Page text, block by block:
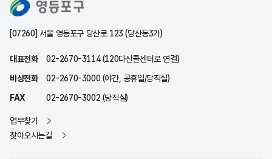
[07260] 서울 영등포구 당산로 123 (당산동3가)
대표전화
02-2670-3114 (120다산콜센터로 연결)
비상전화
02-2670-3000 (야간, 공휴일/당직실)
FAX
02-2670-3002 (당직실)
업무찾기
찾아오시는길